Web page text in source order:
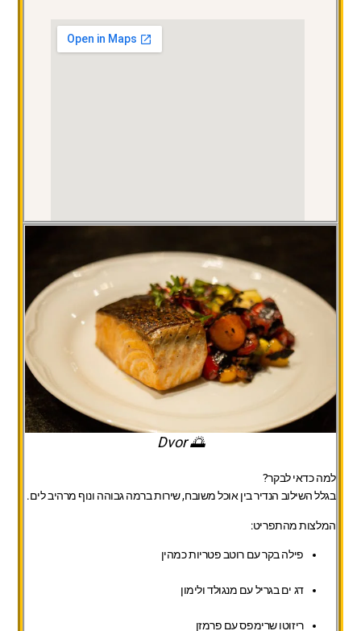
🌅 Dvor
למה כדאי לבקר?
בגלל השילוב הנדיר בין אוכל משובח, שירות ברמה גבוהה ונוף מרהיב לים.
המלצות מהתפריט:
פילה בקר עם רוטב פטריות כמהין
דג ים בגריל עם מנגולד ולימון
ריזוטו שרימפס עם פרמזן